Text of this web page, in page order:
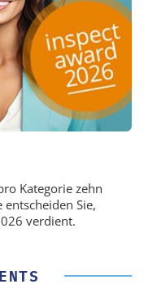
Kategorie zehn
Sie,
verdient.